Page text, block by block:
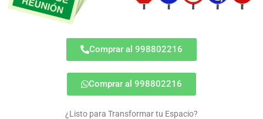
Comprar al 998802216
Comprar al 998802216
¿Listo para Transformar tu Espacio?